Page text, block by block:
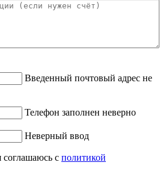
Введенный почтовый адрес не
Телефон заполнен неверно
Неверный ввод
соглашаюсь с политикой